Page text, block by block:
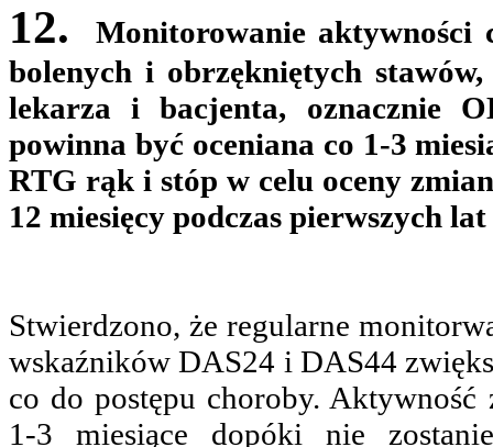
12.
Monitorowanie aktywności
bolenych i obrzękniętych
lekarza i bacjenta, oznacznie
powinna być oceniana co 1-3
RTG rąk i stóp w celu oceny
12 miesięcy podczas pierwszych
Stwierdzono, że regularne
wskaźników DAS24 i DAS44
co do postępu choroby.
1-3 miesiące dopóki nie